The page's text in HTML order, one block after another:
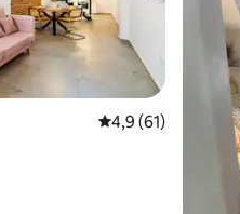
15 avaliações4,9 de uma
4,9 (61)